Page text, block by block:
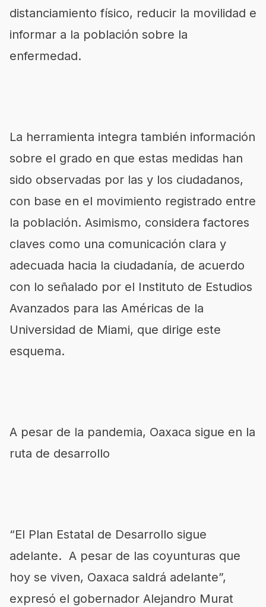
distanciamiento físico, reducir la movilidad e
informar a la población sobre la
enfermedad.
La herramienta integra también información
sobre el grado en que estas medidas han
sido observadas por las y los ciudadanos,
con base en el movimiento registrado entre
la población. Asimismo, considera factores
claves como una comunicación clara y
adecuada hacia la ciudadanía, de acuerdo
con lo señalado por el Instituto de Estudios
Avanzados para las Américas de la
Universidad de Miami, que dirige este
esquema.
A pesar de la pandemia, Oaxaca sigue en la
ruta de desarrollo
“El Plan Estatal de Desarrollo sigue
adelante. A pesar de las coyunturas que
hoy se viven, Oaxaca saldrá adelante”,
expresó el gobernador Alejandro Murat